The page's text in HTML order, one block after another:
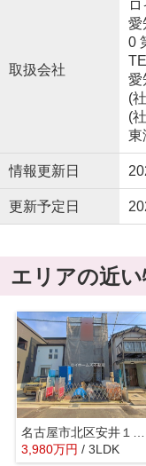
取扱会社
愛
0
愛
(
(
東
情報更新日
更新予定日
エリアの近
3,980万円 / 3LDK